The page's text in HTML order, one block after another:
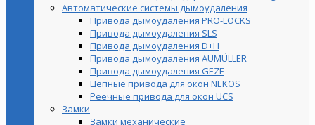
Автоматические системы дымоудаления
Привода дымоудаления PRO-LOCKS
Привода дымоудаления SLS
Привода дымоудаления D+H
Привода дымоудаления AUMÜLLER
Привода дымоудаления GEZE
Цепные привода для окон NEKOS
Реечные привода для окон UСS
Замки
Замки механические